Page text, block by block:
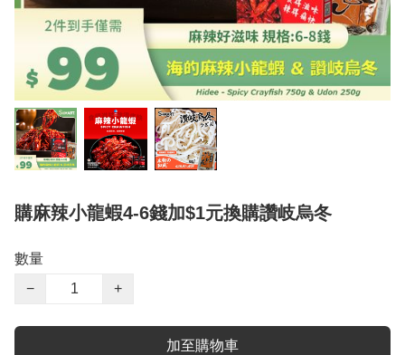
購麻辣小龍蝦4-6錢加$1元換購讚岐烏冬
數量
−
+
加至購物車